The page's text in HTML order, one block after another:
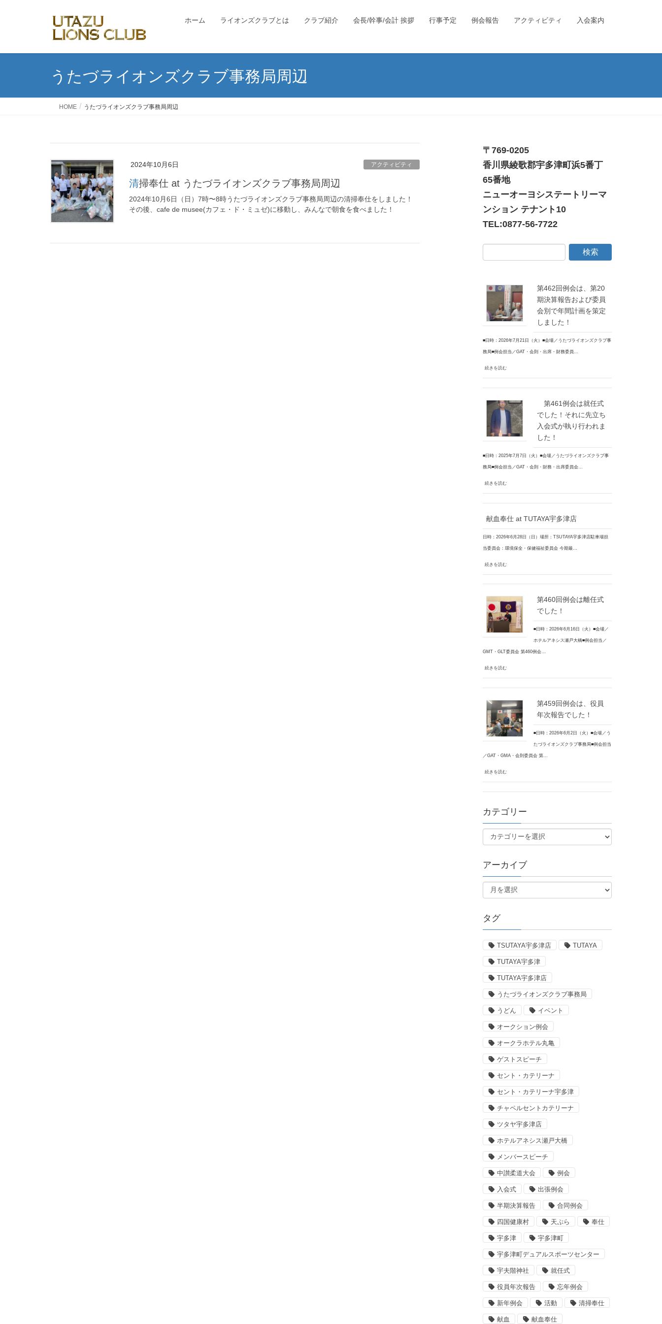
ホーム ライオンズクラブとは クラブ紹介 会長/幹事/会計 挨拶 行事予定 例会報告 アクティビティ 入会案内
うたづライオンズクラブ事務局周辺
HOME うたづライオンズクラブ事務局周辺
2024年10月6日 アクティビティ
清掃奉仕 at うたづライオンズクラブ事務局周辺
2024年10月6日（日）7時〜8時うたづライオンズクラブ事務局周辺の清掃奉仕をしました！
その後、cafe de musee(カフェ・ド・ミュゼ)に移動し、みんなで朝食を食べました！
〒769-0205
香川県綾歌郡宇多津町浜5番丁
65番地
ニューオーヨシステートリーマ
ンション テナント10
TEL:0877-56-7722
第462回例会は、第20
期決算報告および委員
会別で年間計画を策定
しました！
■日時：2026年7月21日（火）■会場／うたづライオンズクラブ事
務局■例会担当／GAT・会則・出席・財務委員…
続きを読む
第461例会は就任式
でした！それに先立ち
入会式が執り行われま
した！
■日時：2025年7月7日（火）■会場／うたづライオンズクラブ事
務局■例会担当／GAT・会則・財務・出席委員会…
続きを読む
献血奉仕 at TUTAYA宇多津店
日時：2026年6月28日（日）場所：TSUTAYA宇多津店駐車場担
当委員会：環境保全・保健福祉委員会 今期最…
続きを読む
第460回例会は離任式
でした！
■日時：2026年6月16日（火）■会場／
ホテルアネシス瀬戸大橋■例会担当／
GMT・GLT委員会 第460例会…
続きを読む
第459回例会は、役員
年次報告でした！
■日時：2026年6月2日（火）■会場／う
たづライオンズクラブ事務局■例会担当
／GAT・GMA・会則委員会 第…
続きを読む
カテゴリー
アーカイブ
タグ
TSUTAYA宇多津店 TUTAYA
TUTAYA宇多津
TUTAYA宇多津店
うたづライオンズクラブ事務局
うどん イベント
オークション例会
オークラホテル丸亀
ゲストスピーチ
セント・カテリーナ
セント・カテリーナ宇多津
チャペルセントカテリーナ
ツタヤ宇多津店
ホテルアネシス瀬戸大橋
メンバースピーチ
中讃柔道大会 例会
入会式 出張例会
半期決算報告 合同例会
四国健康村 天ぷら 奉仕
宇多津 宇多津町
宇多津町デュアルスポーツセンター
宇夫階神社 就任式
役員年次報告 忘年例会
新年例会 活動 清掃奉仕
献血 献血奉仕